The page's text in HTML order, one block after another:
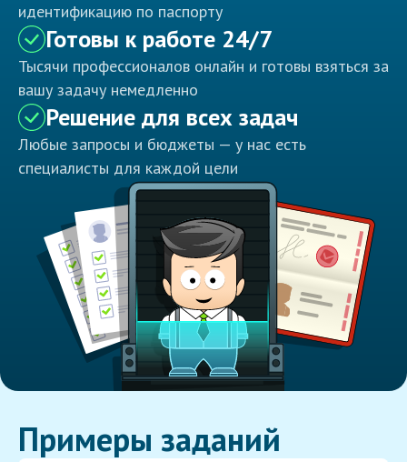
идентификацию по паспорту
Готовы к работе 24/7
Тысячи профессионалов онлайн и готовы взяться за
вашу задачу немедленно
Решение для всех задач
Любые запросы и бюджеты — у нас есть
специалисты для каждой цели
Примеры заданий